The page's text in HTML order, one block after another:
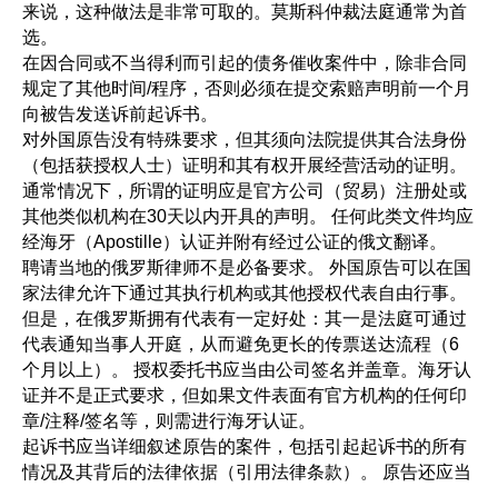
来说，这种做法是非常可取的。莫斯科仲裁法庭通常为首
选。
在因合同或不当得利而引起的债务催收案件中，除非合同
规定了其他时间/程序，否则必须在提交索赔声明前一个月
向被告发送诉前起诉书。
对外国原告没有特殊要求，但其须向法院提供其合法身份
（包括获授权人士）证明和其有权开展经营活动的证明。
通常情况下，所谓的证明应是官方公司（贸易）注册处或
其他类似机构在30天以内开具的声明。 任何此类文件均应
经海牙（Apostille）认证并附有经过公证的俄文翻译。
聘请当地的俄罗斯律师不是必备要求。 外国原告可以在国
家法律允许下通过其执行机构或其他授权代表自由行事。
但是，在俄罗斯拥有代表有一定好处：其一是法庭可通过
代表通知当事人开庭，从而避免更长的传票送达流程（6
个月以上）。 授权委托书应当由公司签名并盖章。海牙认
证并不是正式要求，但如果文件表面有官方机构的任何印
章/注释/签名等，则需进行海牙认证。
起诉书应当详细叙述原告的案件，包括引起起诉书的所有
情况及其背后的法律依据（引用法律条款）。 原告还应当